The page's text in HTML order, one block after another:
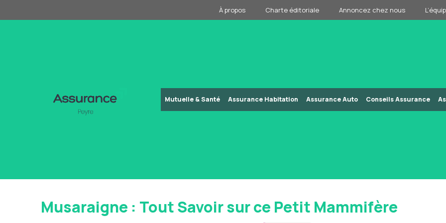
au
À propos Charte éditoriale Annoncez chez nous
Mutuelle & Santé Assurance Habitation Assurance Auto Conseils Assurance
Musaraigne : Tout Savoir sur ce Petit Mammifère